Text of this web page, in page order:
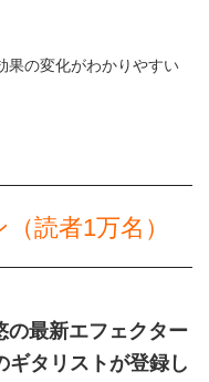
果の変化がわかりやすい
読者1万名）
の最新エフェクター
ギタリストが登録し